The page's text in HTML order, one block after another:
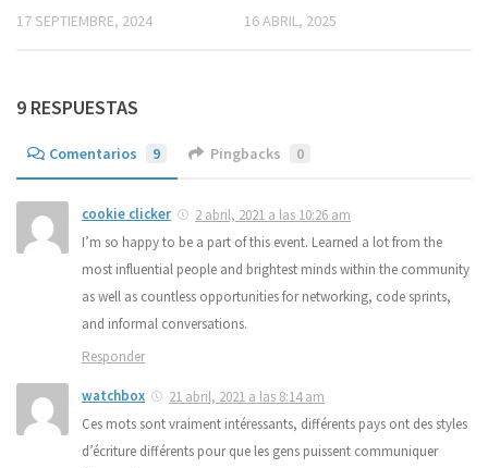
17 SEPTIEMBRE, 2024 16 ABRIL, 2025
9 RESPUESTAS
Comentarios 9 Pingbacks 0
cookie clicker
2 abril, 2021 a las 10:26 am
I’m so happy to be a part of this event. Learned a lot from the
most influential people and brightest minds within the community
as well as countless opportunities for networking, code sprints,
and informal conversations.
Responder
watchbox
21 abril, 2021 a las 8:14 am
Ces mots sont vraiment intéressants, différents pays ont des styles
d’écriture différents pour que les gens puissent communiquer